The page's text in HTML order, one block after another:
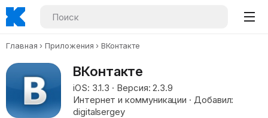
Главная Приложения ВКонтакте
ВКонтакте
iOS: 3.1.3 · Версия: 2.3.9
Интернет и коммуникации · Добавил:
digitalsergey